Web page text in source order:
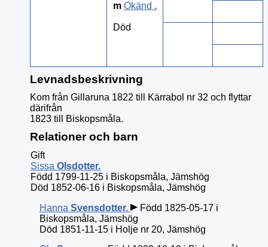
m Okänd .
Död
Levnadsbeskrivning
Kom från Gillaruna 1822 till Kärrabol nr 32 och flyttar
därifrån
1823 till Biskopsmåla.
Relationer och barn
Gift
Sissa Olsdotter.
Född 1799-11-25 i Biskopsmåla, Jämshög
Död 1852-06-16 i Biskopsmåla, Jämshög
Hanna Svensdotter.
Född 1825-05-17 i
Biskopsmåla, Jämshög
Död 1851-11-15 i Holje nr 20, Jämshög